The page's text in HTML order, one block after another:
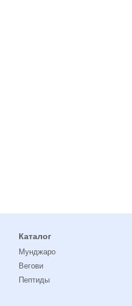
Каталог
Мунджаро
Вегови
Пептиды